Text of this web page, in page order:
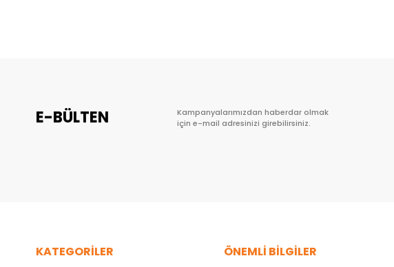
E-BÜLTEN
Kampanyalarımızdan haberdar olmak
için e-mail adresinizi girebilirsiniz.
KATEGORİLER ÖNEMLİ BİLGİLER